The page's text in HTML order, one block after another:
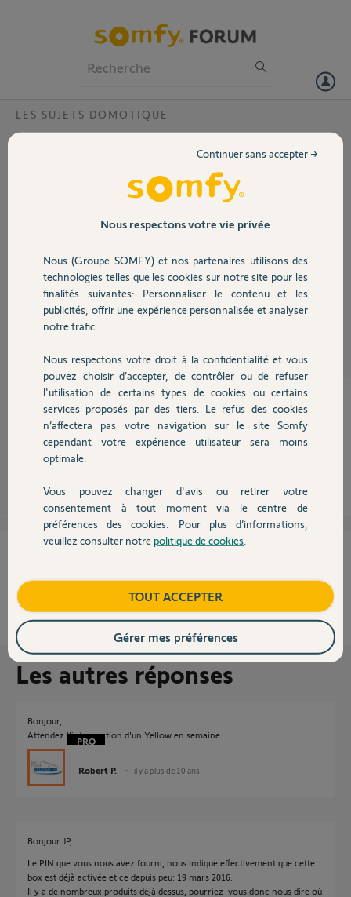
Volet
Sécurité
Domotique
Chauffage
Autres produits
Devis avec un pro
Contact
LES SUJETS DOMOTIQUE
Ce code PIN est correct mais votre box est déjà activée...et je ne peux
aller plus loin, ma box n'est pas activée...
code pin: 0204 6959 8477
Merci si possible de faire quelque chose.
il y a plus de 10 ans
Ah oui, elle n'est pas cher l'ancienne box neuve déjà utilisée...
NON OUI
100%des internautes ont trouvé cette réponse utile
Les autres réponses
Bonjour,
Attendez l'intervention d'un Yellow en semaine.
Robert P. il y a plus de 10 ans
Bonjour JP,
Le PIN que vous nous avez fourni, nous indique effectivement que cette
box est déjà activée et ce depuis peu: 19 mars 2016.
Il y a de nombreux produits déjà dessus, pourriez-vous donc nous dire où
Nous respectons votre vie privée
Nous (Groupe SOMFY) et nos partenaires utilisons des
technologies telles que les cookies sur notre site pour les
finalités suivantes: Personnaliser le contenu et les
publicités, offrir une expérience personnalisée et analyser
notre trafic.
Nous respectons votre droit à la confidentialité et vous
pouvez choisir d’accepter, de contrôler ou de refuser
l'utilisation de certains types de cookies ou certains
services proposés par des tiers. Le refus des cookies
n’affectera pas votre navigation sur le site Somfy
cependant votre expérience utilisateur sera moins
optimale.
Vous pouvez changer d'avis ou retirer votre
consentement à tout moment via le centre de
préférences des cookies. Pour plus d’informations,
veuillez consulter notre politique de cookies
Continuer sans accepter →
TOUT ACCEPTER
Gérer mes préférences